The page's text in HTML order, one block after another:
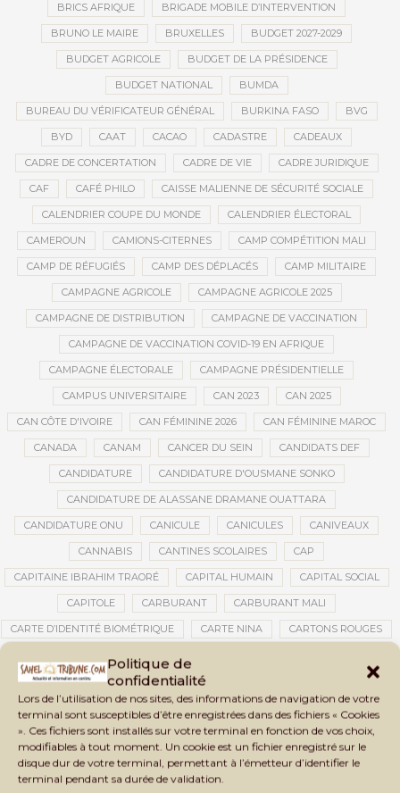
Politique de
confidentialité
Lors de l’utilisation de nos sites, des informations de navigation de votre
terminal sont susceptibles d’être enregistrées dans des fichiers « Cookies
». Ces fichiers sont installés sur votre terminal en fonction de vos choix,
modifiables à tout moment. Un cookie est un fichier enregistré sur le
disque dur de votre terminal, permettant à l’émetteur d’identifier le
terminal pendant sa durée de validation.
BRICS AFRIQUE BRIGADE MOBILE D’INTERVENTION
BRUNO LE MAIRE BRUXELLES BUDGET 2027-2029
BUDGET AGRICOLE BUDGET DE LA PRÉSIDENCE
BUDGET NATIONAL BUMDA
BUREAU DU VÉRIFICATEUR GÉNÉRAL BURKINA FASO BVG
BYD CAAT CACAO CADASTRE CADEAUX
CADRE DE CONCERTATION CADRE DE VIE CADRE JURIDIQUE
CAF CAFÉ PHILO CAISSE MALIENNE DE SÉCURITÉ SOCIALE
CALENDRIER COUPE DU MONDE CALENDRIER ÉLECTORAL
CAMEROUN CAMIONS-CITERNES CAMP COMPÉTITION MALI
CAMP DE RÉFUGIÉS CAMP DES DÉPLACÉS CAMP MILITAIRE
CAMPAGNE AGRICOLE CAMPAGNE AGRICOLE 2025
CAMPAGNE DE DISTRIBUTION CAMPAGNE DE VACCINATION
CAMPAGNE DE VACCINATION COVID-19 EN AFRIQUE
CAMPAGNE ÉLECTORALE CAMPAGNE PRÉSIDENTIELLE
CAMPUS UNIVERSITAIRE CAN 2023 CAN 2025
CAN CÔTE D'IVOIRE CAN FÉMININE 2026 CAN FÉMININE MAROC
CANADA CANAM CANCER DU SEIN CANDIDATS DEF
CANDIDATURE CANDIDATURE D'OUSMANE SONKO
CANDIDATURE DE ALASSANE DRAMANE OUATTARA
CANDIDATURE ONU CANICULE CANICULES CANIVEAUX
CANNABIS CANTINES SCOLAIRES CAP
CAPITAINE IBRAHIM TRAORÉ CAPITAL HUMAIN CAPITAL SOCIAL
CAPITOLE CARBURANT CARBURANT MALI
CARTE D’IDENTITÉ BIOMÉTRIQUE CARTE NINA CARTONS ROUGES
CATASTROPHES CLIMATIQUES
CAUTION 10 000 DOLLARS CAUTION DE VISA CDAT CECOGEC
CÉDÉAO CEDEAO CEI CÉLÉBRATION NATIONALE CEMAC
CEMAPI CEN-SNESUP CENOU CENSURE
CENTRAFRIQUE CENTRALE SOLAIRE